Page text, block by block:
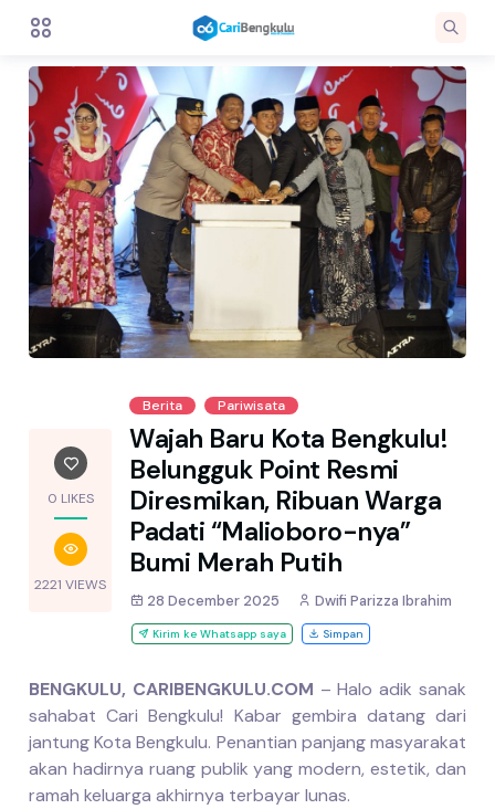
0 LIKES
2221 VIEWS
Berita Pariwisata
Wajah Baru Kota Bengkulu!
Belungguk Point Resmi
Diresmikan, Ribuan Warga
Padati “Malioboro-nya”
Bumi Merah Putih
28 December 2025 Dwifi Parizza Ibrahim
Kirim ke Whatsapp saya Simpan
BENGKULU, CARIBENGKULU.COM – Halo adik sanak
sahabat Cari Bengkulu! Kabar gembira datang dari
jantung Kota Bengkulu. Penantian panjang masyarakat
akan hadirnya ruang publik yang modern, estetik, dan
ramah keluarga akhirnya terbayar lunas.